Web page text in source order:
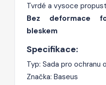
Tvrdé a vysoce
Bez deformace
bleskem
Specifikace:
Typ: Sada pro ochranu
Značka: Baseus